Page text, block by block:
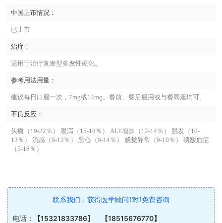
中国上市情况：
已上市
治疗：
适用于治疗复发型多发性硬化。
参考用法用量：
建议每日口服一次，7mg或14mg。餐前、餐后服用或与餐同服均可。
不良反应：
头痛（19-22％） 腹泻（15-18％） ALT增加（12-14％） 脱发（10-
13％） 流感（9-12％） 恶心（9-14％） 感觉异常（9-10％） 磷酸血症
（5-18％）
联系我们，获得医学顾问1对1免费咨询
电话：
【15321833786】 【18515676770】